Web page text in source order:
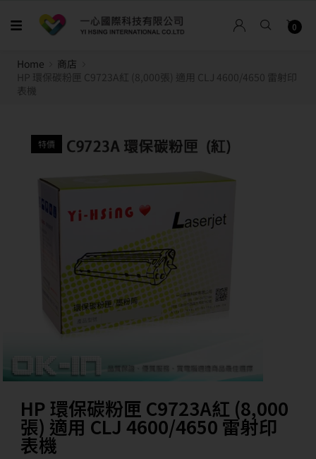
0
Home
商店
HP 環保碳粉匣 C9723A紅 (8,000張) 適用 CLJ 4600/4650 雷射印
表機
特價
HP 環保碳粉匣 C9723A紅 (8,000
張) 適用 CLJ 4600/4650 雷射印
表機